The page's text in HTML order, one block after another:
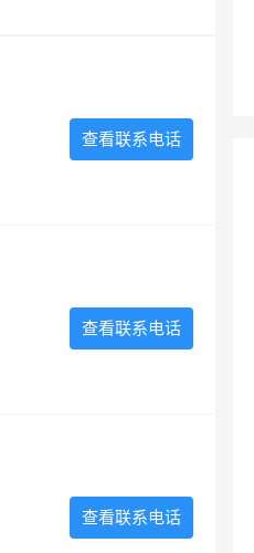
查看联系电话
查看联系电话
查看联系电话